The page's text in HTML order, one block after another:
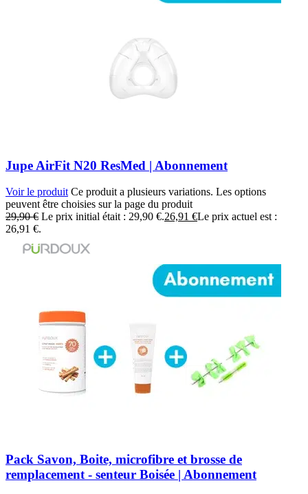
Jupe AirFit N20 ResMed | Abonnement
Voir le produit Ce produit a plusieurs variations. Les options
peuvent être choisies sur la page du produit
29,90€ Le prix initial était : 29,90 €.26,91 €Le prix actuel est :
26,91 €.
Pack Savon, Boite, microfibre et brosse de
remplacement - senteur Boisée | Abonnement